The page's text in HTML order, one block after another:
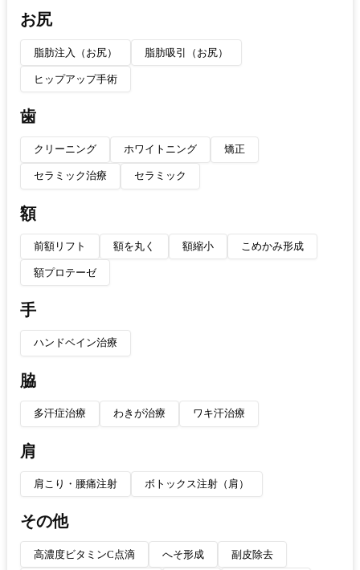
お尻
脂肪注入（お尻） 脂肪吸引（お尻）
ヒップアップ手術
歯
クリーニング ホワイトニング 矯正
セラミック治療 セラミック
額
前額リフト 額を丸く 額縮小 こめかみ形成
額プロテーゼ
手
ハンドベイン治療
脇
多汗症治療 わきが治療 ワキ汗治療
肩
肩こり・腰痛注射 ボトックス注射（肩）
その他
高濃度ビタミンC点滴 へそ形成 副皮除去